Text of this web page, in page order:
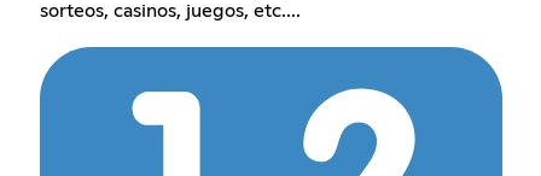
sorteos, casinos, juegos, etc....